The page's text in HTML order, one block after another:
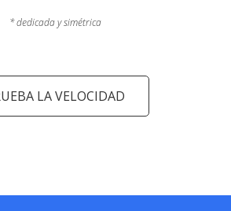
* dedicada y simétrica
LA VELOCIDAD